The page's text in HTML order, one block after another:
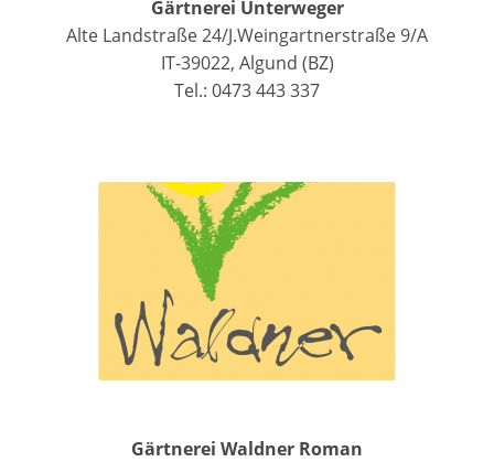
Gärtnerei Unterweger
Alte Landstraße 24/J.Weingartnerstraße 9/A
IT-39022, Algund (BZ)
Tel.: 0473 443 337
Gärtnerei Waldner Roman